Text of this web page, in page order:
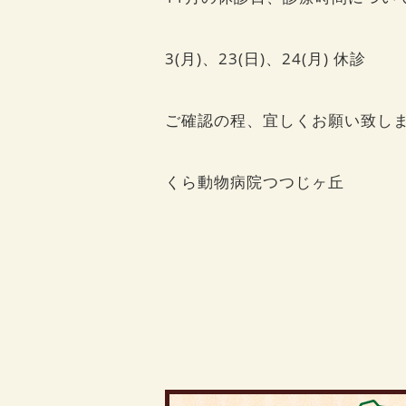
3(月)、23(日)、24(月) 休診
ご確認の程、宜しくお願い致し
くら動物病院つつじヶ丘